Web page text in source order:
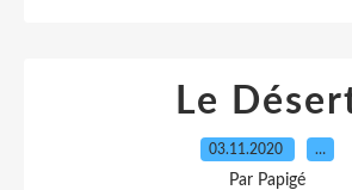
Le
03.11.2020 …
Par Papigé